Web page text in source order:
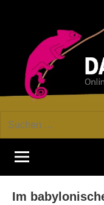
GEDICHT
blog
Forum
von
DAS
Suchen
Im